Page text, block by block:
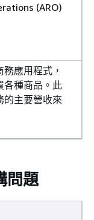
(ARO)
應用程式，
各種商品。此
的主要營收來
問題